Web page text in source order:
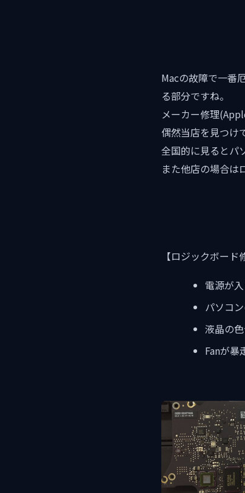
Macの故障で一番
る部分ですね。
メーカー修理
偶然当店を見つけ
全国的に見るとパ
また他店の場合は
【ロジックボー
電源が
パソコ
液晶の
Fanが